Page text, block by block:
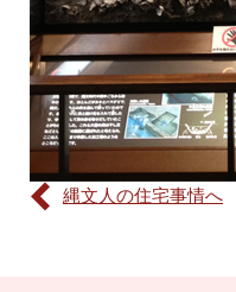
縄文人の住宅事情へ